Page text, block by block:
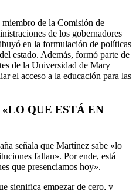
de la Comisión de
de los gobernadores
en la formulación de políticas
estado. Además, formó parte de
de la Universidad de Mary
el acceso a la educación para las
QUE ESTÁ EN
señala que Martínez sabe «lo
fallan». Por ende, está
que presenciamos hoy».
significa empezar de cero, y